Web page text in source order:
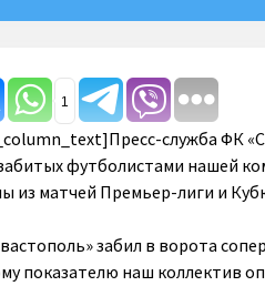
1
служба ФК
футболистами нашей
из матчей Премьер-лиги и
забил в ворота
показателю наш коллектив